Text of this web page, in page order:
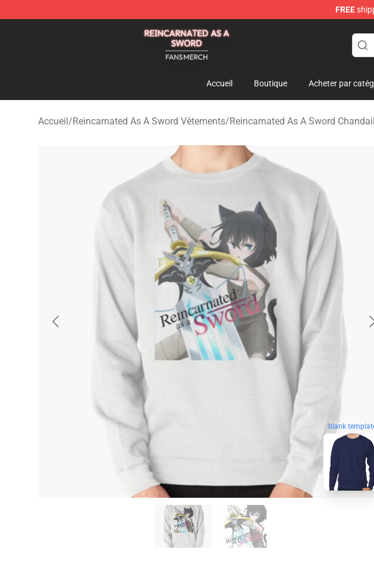
FREE
Reincarnated As A Sword Shop - Official Reincarnated As A Sword Merchandise
Accueil Boutique Acheter par
Accueil/Reincarnated As A Sword Vêtements/Reincarnated As A Sword
blank